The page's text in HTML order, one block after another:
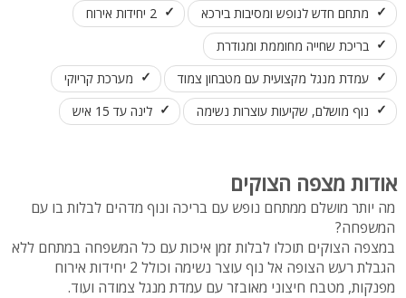
מתחם חדש לנופש ומסיבות בירכא
2 יחידות אירוח
בריכת שחייה מחוממת ומגודרת
עמדת מנגל מקצועית עם מטבחון צמוד
מערכת קריוקי
נוף מושלם, שקיעות עוצרות נשימה
לינה עד 15 איש
אודות מצפה הצוקים
מה יותר מושלם ממתחם נופש עם בריכה ונוף מדהים לבלות בו עם
המשפחה?
במצפה הצוקים תוכלו לבלות זמן איכות עם כל המשפחה במתחם ללא
הגבלת רעש הצופה אל נוף עוצר נשימה וכולל 2 יחידות אירוח
מפנקות, מטבח חיצוני מאובזר עם עמדת מנגל צמודה ועוד.